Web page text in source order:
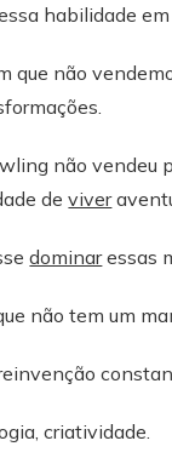
habilidade
que não
não vendeu
deviver
dominaressas
não tem um
criatividade.